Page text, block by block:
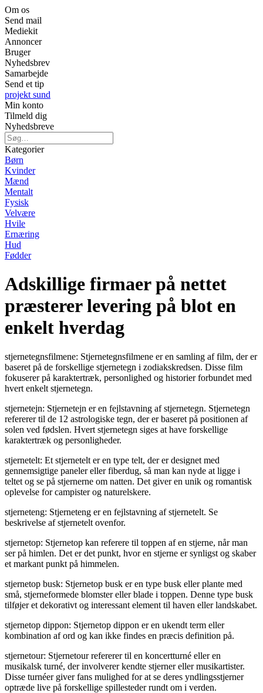
Om os
Send mail
Mediekit
Annoncer
Bruger
Nyhedsbrev
Samarbejde
Send et tip
projekt sund
Min konto
Tilmeld dig
Nyhedsbreve
Kategorier
Børn
Kvinder
Mænd
Mentalt
Fysisk
Velvære
Hvile
Ernæring
Hud
Fødder
Adskillige firmaer på nettet
præsterer levering på blot en
enkelt hverdag
stjernetegnsfilmene: Stjernetegnsfilmene er en samling af film, der er
baseret på de forskellige stjernetegn i zodiakskredsen. Disse film
fokuserer på karaktertræk, personlighed og historier forbundet med
hvert enkelt stjernetegn.
stjernetejn: Stjernetejn er en fejlstavning af stjernetegn. Stjernetegn
refererer til de 12 astrologiske tegn, der er baseret på positionen af
solen ved fødslen. Hvert stjernetegn siges at have forskellige
karaktertræk og personligheder.
stjernetelt: Et stjernetelt er en type telt, der er designet med
gennemsigtige paneler eller fiberdug, så man kan nyde at ligge i
teltet og se på stjernerne om natten. Det giver en unik og romantisk
oplevelse for campister og naturelskere.
stjerneteng: Stjerneteng er en fejlstavning af stjernetelt. Se
beskrivelse af stjernetelt ovenfor.
stjernetop: Stjernetop kan referere til toppen af en stjerne, når man
ser på himlen. Det er det punkt, hvor en stjerne er synligst og skaber
et markant punkt på himmelen.
stjernetop busk: Stjernetop busk er en type busk eller plante med
små, stjerneformede blomster eller blade i toppen. Denne type busk
tilføjer et dekorativt og interessant element til haven eller landskabet.
stjernetop dippon: Stjernetop dippon er en ukendt term eller
kombination af ord og kan ikke findes en præcis definition på.
stjernetour: Stjernetour refererer til en koncertturné eller en
musikalsk turné, der involverer kendte stjerner eller musikartister.
Disse turnéer giver fans mulighed for at se deres yndlingsstjerner
optræde live på forskellige spillesteder rundt om i verden.